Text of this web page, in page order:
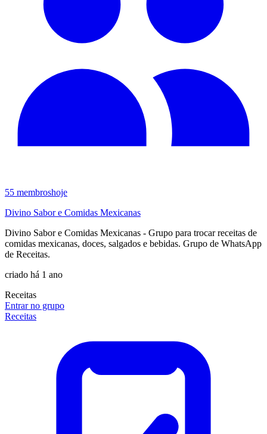
55 membroshoje
Divino Sabor e Comidas Mexicanas
Divino Sabor e Comidas Mexicanas - Grupo para trocar receitas de
comidas mexicanas, doces, salgados e bebidas. Grupo de WhatsApp
de Receitas.
criado há 1 ano
Receitas
Entrar no grupo
Receitas